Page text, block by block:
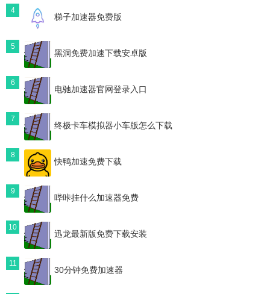
4
梯子加速器免费版
5
黑洞免费加速下载安卓版
6
电驰加速器官网登录入口
7
终极卡车模拟器小车版怎么下载
8
快鸭加速免费下载
9
哔咔挂什么加速器免费
10
迅龙最新版免费下载安装
11
30分钟免费加速器